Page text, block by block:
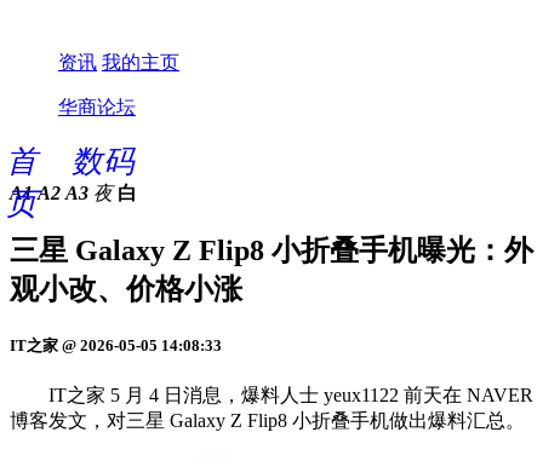
资讯 我的主页
华商论坛
首
页
数码
A1 A2 A3 夜 白
三星 Galaxy Z Flip8 小折叠手机曝光：外
观小改、价格小涨
IT之家 @ 2026-05-05 14:08:33
IT之家 5 月 4 日消息，爆料人士 yeux1122 前天在 NAVER
博客发文，对三星 Galaxy Z Flip8 小折叠手机做出爆料汇总。